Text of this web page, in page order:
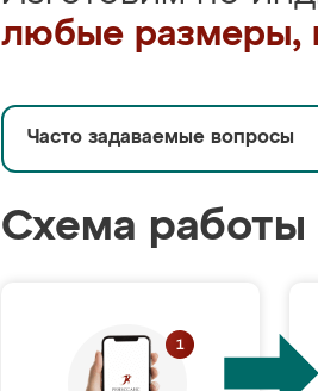
любые размеры,
Часто задаваемые вопросы
Схема работы